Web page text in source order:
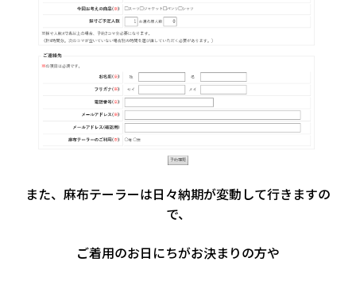
また、麻布テーラーは日々納期が変動して行きますの
で、
ご着用のお日にちがお決まりの方や